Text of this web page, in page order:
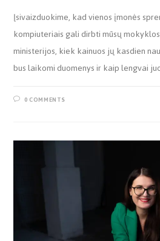
Įsivaizduokime, kad vienos įmonės
kompiuteriais gali dirbti mūsų
ministerijos, kiek kainuos jų kasdien
bus laikomi duomenys ir kaip lengvai
0 COMMENTS